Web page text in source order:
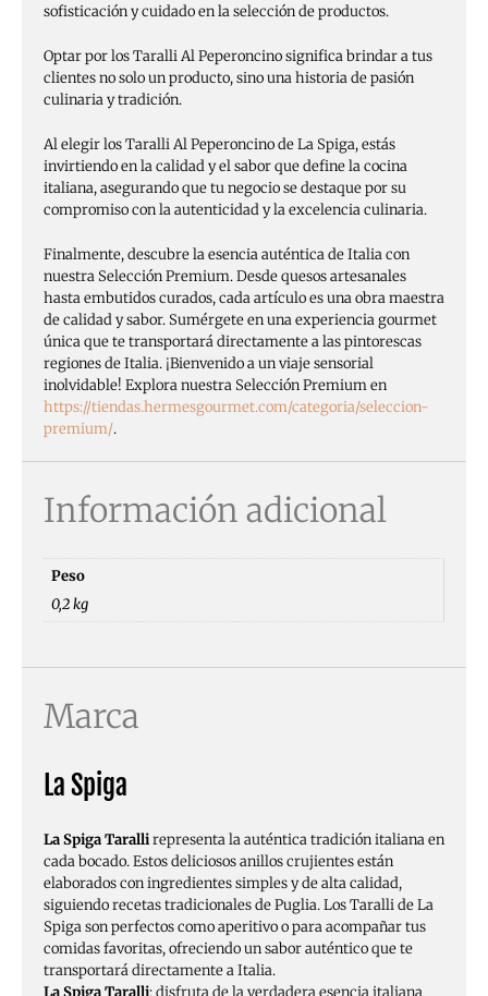
sofisticación y cuidado en la selección de productos.
Optar por los Taralli Al Peperoncino significa brindar a tus
clientes no solo un producto, sino una historia de pasión
culinaria y tradición.
Al elegir los Taralli Al Peperoncino de La Spiga, estás
invirtiendo en la calidad y el sabor que define la cocina
italiana, asegurando que tu negocio se destaque por su
compromiso con la autenticidad y la excelencia culinaria.
Finalmente, descubre la esencia auténtica de Italia con
nuestra Selección Premium. Desde quesos artesanales
hasta embutidos curados, cada artículo es una obra maestra
de calidad y sabor. Sumérgete en una experiencia gourmet
única que te transportará directamente a las pintorescas
regiones de Italia. ¡Bienvenido a un viaje sensorial
inolvidable! Explora nuestra Selección Premium en
https://tiendas.hermesgourmet.com/categoria/seleccion-
premium/.
Información adicional
Peso
0,2 kg
Marca
La Spiga
La Spiga Tarallirepresenta la auténtica tradición italiana en
cada bocado. Estos deliciosos anillos crujientes están
elaborados con ingredientes simples y de alta calidad,
siguiendo recetas tradicionales de Puglia. Los Taralli de La
Spiga son perfectos como aperitivo o para acompañar tus
comidas favoritas, ofreciendo un sabor auténtico que te
transportará directamente a Italia.
La Spiga Taralli: disfruta de la verdadera esencia italiana